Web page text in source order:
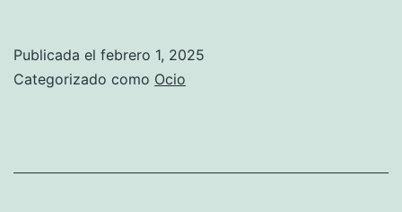
Publicada el febrero 1, 2025
Categorizado como Ocio